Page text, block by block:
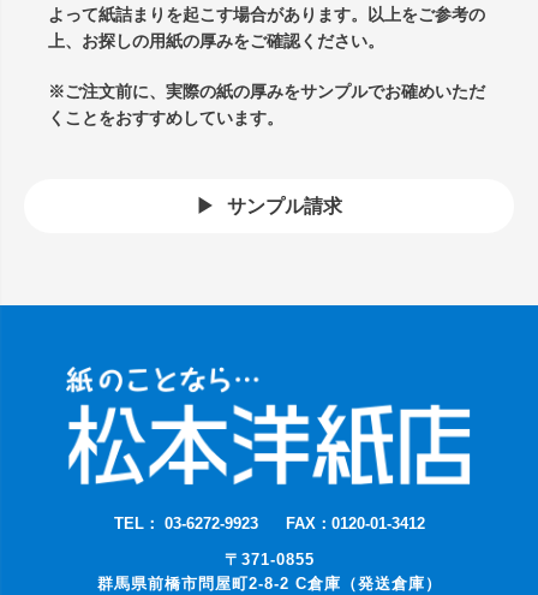
よって紙詰まりを起こす場合があります。以上をご参考の
上、お探しの用紙の厚みをご確認ください。
※ご注文前に、実際の紙の厚みをサンプルでお確めいただ
くことをおすすめしています。
サンプル請求
TEL： 03-6272-9923
FAX：0120-01-3412
〒371-0855
群馬県前橋市問屋町2-8-2 C倉庫（発送倉庫）